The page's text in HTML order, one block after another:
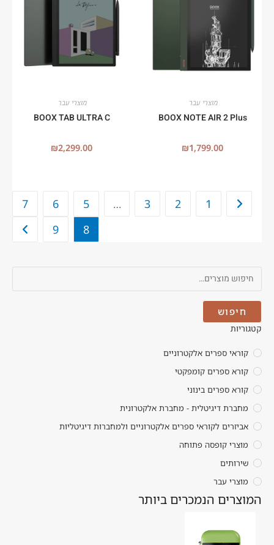
חיפוש
קטגוריות
קוראי ספרים אלקטרוניים
קורא ספרים קומפקטי
קורא ספרים בינוני
מחברת דיגיטלית - מחברת אלקטרונית
אביזרים לקוראי ספרים אלקטרוניים ולמחברות דיגיטליות
מוצרי קופסה פתוחה
שירותים
מוצרי עבר
המוצרים הנמכרים ביותר
מוצרי עבר
BOOX NOTE AIR 2 Plus
₪1,799.00
מוצרי עבר
BOOX TAB ULTRA C
₪2,299.00
1
2
3
…
5
6
7
8
9